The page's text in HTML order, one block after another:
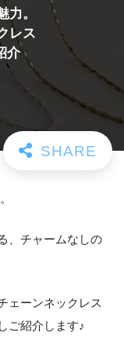
力。
レス
介
、チャームなしの
ェーンネックレス
ご紹介します♪